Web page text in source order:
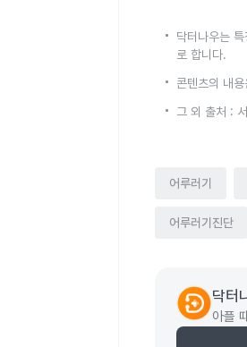
닥터나우는
로 합니다.
콘텐츠의 내
그 외 출처 :
어루러기
어루러기진단
닥터
아플